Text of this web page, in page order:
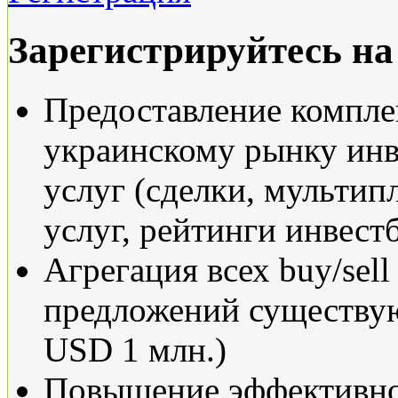
Зарегистрируйтесь
Предоставление
украинскому рынку
услуг (сделки,
услуг, рейтинги
Агрегация всех buy/
предложений
USD 1 млн.)
Повышение